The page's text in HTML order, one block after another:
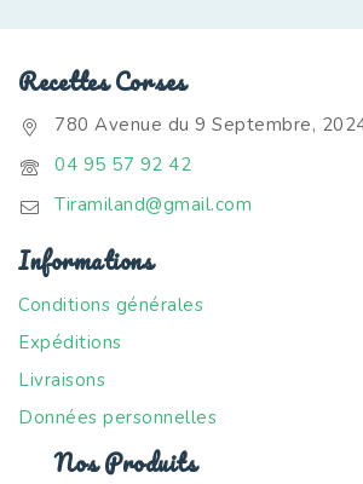
Recettes Corses
780 Avenue du 9 Septembre,
04 95 57 92 42
Tiramiland@gmail.com
Informations
Conditions générales
Expéditions
Livraisons
Données personnelles
Nos Produits